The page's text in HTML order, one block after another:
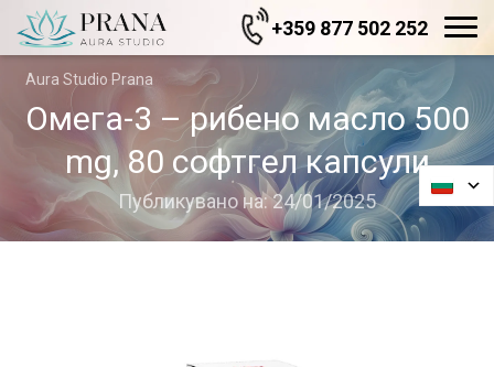
+359 877 502 252
Aura Studio Prana
Омега-3 – рибено масло 500
mg, 80 софтгел капсули
Публикувано на: 24/01/2025